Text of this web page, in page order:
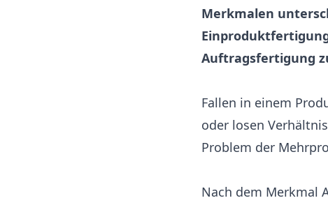
Merkmalen
Auftragsfertigung
Fallen in einem
oder losen
Problem der
Nach dem Merkmal